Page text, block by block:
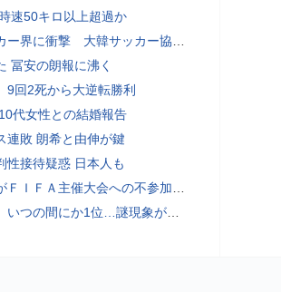
速50キロ以上超過か
韓サッカー協会に外国人審判への“性的接待”疑惑 韓国メディアが報道
冨安の朗報に沸く
9回2死から大逆転勝利
代女性との結婚報告
連敗 朗希と由伸が鍵
性接待疑惑 日本人も
への不参加継続、会長への「全面支持」表明に反発…「状況は何も変わらない」
1位…謎現象が「おかしいですわ」 “囁き”消し去る「意味不明な男」